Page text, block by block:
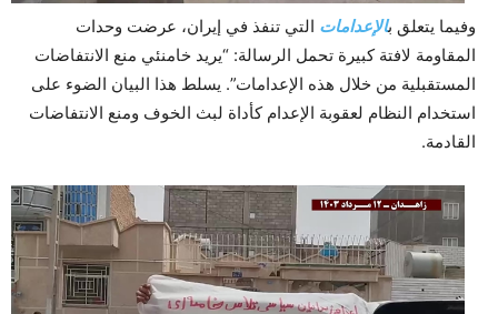
وفيما يتعلق بالإعدامات التي تنفذ في إيران، عرضت وحدات
المقاومة لافتة كبيرة تحمل الرسالة: “يريد خامنئي منع الانتفاضات
المستقبلية من خلال هذه الإعدامات”. يسلط هذا البيان الضوء على
استخدام النظام لعقوبة الإعدام كأداة لبث الخوف ومنع الانتفاضات
القادمة.